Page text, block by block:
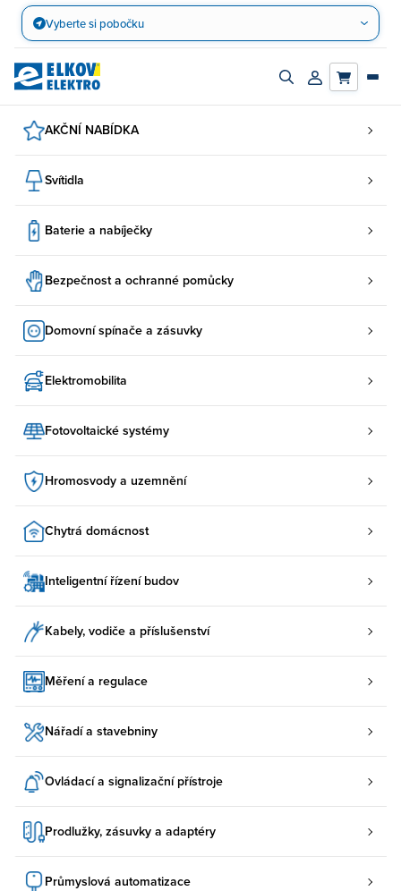
Přejít
obsah
Vyberte si pobočku
Zapnout/vypnout
Přihlásit/
AKČNÍ NABÍDKA
Svítidla
Baterie a nabíječky
Bezpečnost a ochranné pomůcky
Domovní spínače a zásuvky
Elektromobilita
Fotovoltaické systémy
Hromosvody a uzemnění
Chytrá domácnost
Inteligentní řízení budov
Kabely, vodiče a příslušenství
Měření a regulace
Nářadí a stavebniny
Ovládací a signalizační přístroje
Prodlužky, zásuvky a adaptéry
Průmyslová automatizace